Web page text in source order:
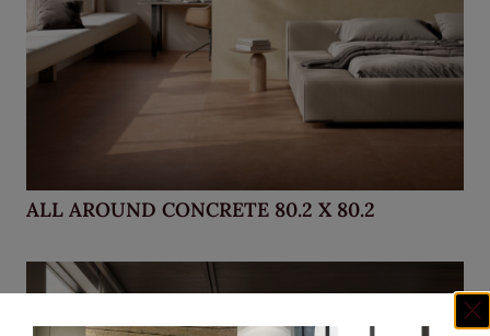
ALL AROUND CONCRETE 80.2 X 80.2